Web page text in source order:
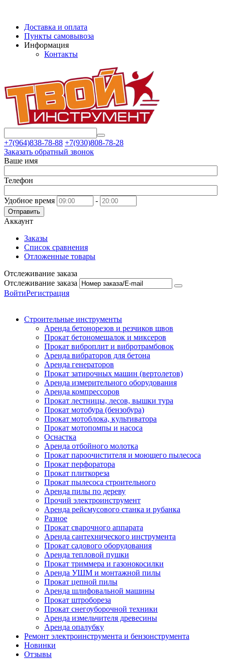
Доставка и оплата
Пункты самовывоза
Информация
Контакты
+7(964)838-78-88 +7(930)808-78-28
Заказать обратный звонок
Ваше имя
Телефон
Удобное время -
Отправить
Аккаунт
Заказы
Список сравнения
Отложенные товары
Отслеживание заказа
Отслеживание заказа
ВойтиРегистрация
Строительные инструменты
Аренда бетонорезов и резчиков швов
Прокат бетономешалок и миксеров
Прокат виброплит и вибротрамбовок
Аренда вибраторов для бетона
Аренда генераторов
Прокат затирочных машин (вертолетов)
Аренда измерительного оборудования
Аренда компрессоров
Прокат лестницы, лесов, вышки тура
Прокат мотобура (бензобура)
Прокат мотоблока, культиватора
Прокат мотопомпы и насоса
Оснастка
Аренда отбойного молотка
Прокат пароочистителя и моющего пылесоса
Прокат перфоратора
Прокат плиткореза
Прокат пылесоса строительного
Аренда пилы по дереву
Прочий электроинструмент
Аренда рейсмусового станка и рубанка
Разное
Прокат сварочного аппарата
Аренда сантехнического инструмента
Прокат садового оборудования
Аренда тепловой пушки
Прокат триммера и газонокосилки
Аренда УШМ и монтажной пилы
Прокат цепной пилы
Аренда шлифовальной машины
Прокат штробореза
Прокат снегоуборочной техники
Аренда измельчителя древесины
Аренда опалубку
Ремонт электроинструмента и бензонструмента
Новинки
Отзывы